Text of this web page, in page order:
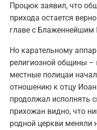
Процюк заявил, что
прихода остается
главе с
Но карательному
религиозной общины –
местные полицаи
отношению к отцу
продолжал исполнять
прихожан видно, что
родной церкви меняли